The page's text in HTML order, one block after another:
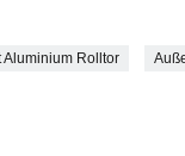
Aluminium Rolltor